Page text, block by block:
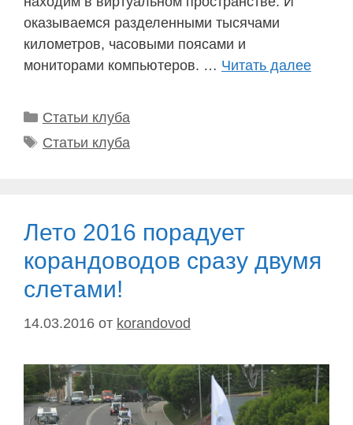
оказываемся разделенными тысячами
километров, часовыми поясами и
мониторами компьютеров. … Читать далее
Рубрики
Статьи клуба
Метки
Статьи клуба
Лето 2016 порадует
корандоводов сразу двумя
слетами!
14.03.2016 от korandovod